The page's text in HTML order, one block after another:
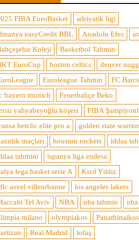
FIBA EuroBasket
adriyatik ligi
easyCredit BBL
Anadolu Efes
Koleji
Basketbol Tahmin
EuroCup
boston celtics
denver
Euroleague Tahmin
FC
bayern munich
Fenerbahçe Beko
yahyabeyoğlu köşesi
FIBA
betclic elite pro a
golden state
maçları
houston rockets
iddaa
tahmini
ispanya liga endesa
lega basket serie A
Kızıl Yıldız
asvel villeurbanne
los angeles lakers
Tel Aviv
NBA nba tahmin
milano
olympiakos
Panathinaikos
Real Madrid tofaş